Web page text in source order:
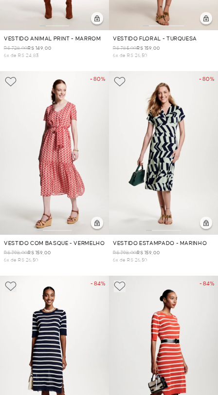
VESTIDO ANIMAL PRINT - MARROM
R$ 728,00R$ 149,00
6x de R$ 24,83
VESTIDO FLORAL - TURQUESA
R$ 785,00R$ 159,00
6x de R$ 26,50
- 80%
VESTIDO COM BASQUE - VERMELHO
R$ 798,00R$ 159,00
6x de R$ 26,50
- 80%
VESTIDO ESTAMPADO - MARINHO
R$ 798,00R$ 159,00
6x de R$ 26,50
- 84% - 84%